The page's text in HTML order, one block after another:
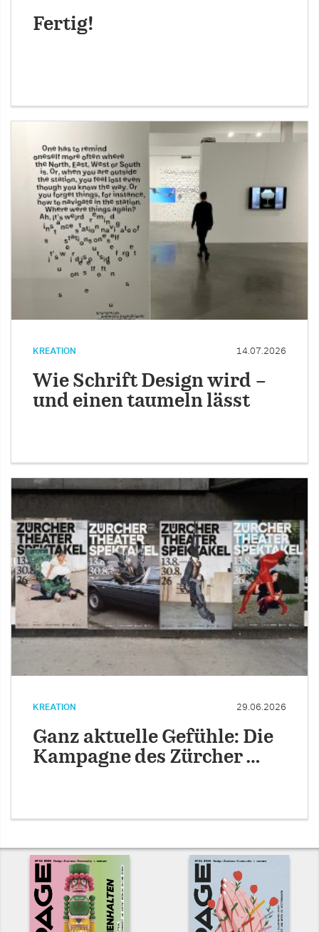
Fertig!
KREATION 14.07.2026
Wie Schrift Design wird –
und einen taumeln lässt
KREATION 29.06.2026
Ganz aktuelle Gefühle: Die
Kampagne des Zürcher …